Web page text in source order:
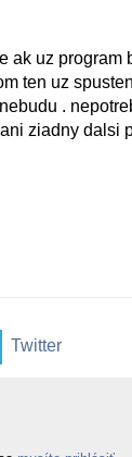
ak uz program
ten uz
.
ziadny dalsi
Twitter